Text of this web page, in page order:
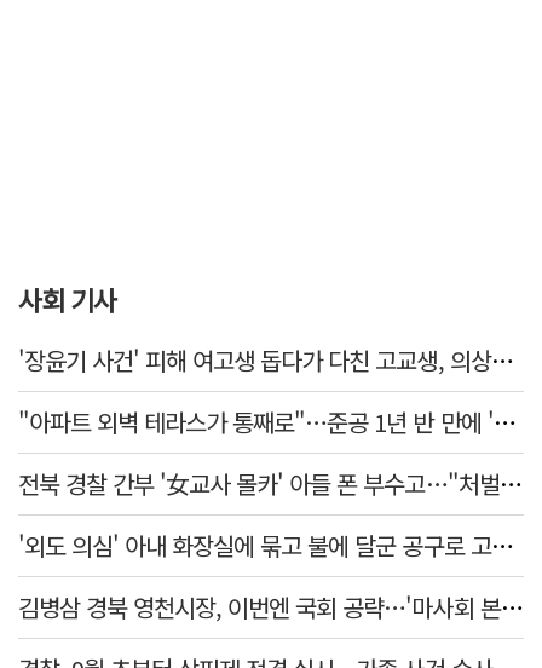
사회 기사
'장윤기 사건' 피해 여고생 돕다가 다친 고교생, 의상자 인정
"아파트 외벽 테라스가 통째로"…준공 1년 반 만에 '아찔 사고'
전북 경찰 간부 '女교사 몰카' 아들 폰 부수고…"처벌 못하는 사안" 내부망에 글
'외도 의심' 아내 화장실에 묶고 불에 달군 공구로 고문…남편 검거
김병삼 경북 영천시장, 이번엔 국회 공략…'마사회 본사 이전·광역교통망 확충' 요청